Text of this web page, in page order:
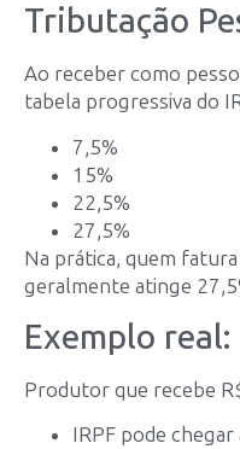
Tributação
Ao receber como
tabela progressiva do
7,5%
15%
22,5%
27,5%
Na prática, quem
geralmente atinge
Exemplo real:
Produtor que recebe
IRPF pode